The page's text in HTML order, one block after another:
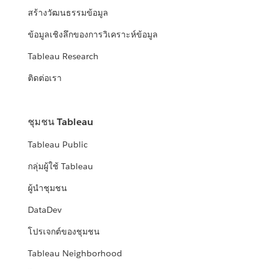
สร้างวัฒนธรรมข้อมูล
ข้อมูลเชิงลึกของการวิเคราะห์ข้อมูล
Tableau Research
ติดต่อเรา
ชุมชน Tableau
Tableau Public
กลุ่มผู้ใช้ Tableau
ผู้นำชุมชน
DataDev
โปรเจกต์ของชุมชน
Tableau Neighborhood